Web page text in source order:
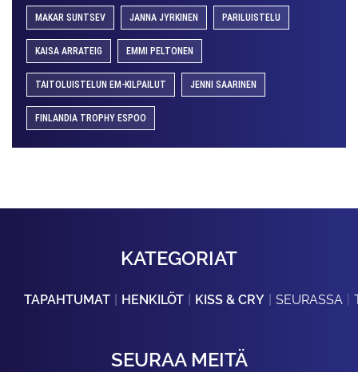
MAKAR SUNTSEV JANNA JYRKINEN PARILUISTELU
KAISA ARRATEIG EMMI PELTONEN
TAITOLUISTELUN EM-KILPAILUT JENNI SAARINEN
FINLANDIA TROPHY ESPOO
KATEGORIAT
TAPAHTUMAT HENKILÖT KISS & CRY SEURASSA
SEURAA MEITÄ